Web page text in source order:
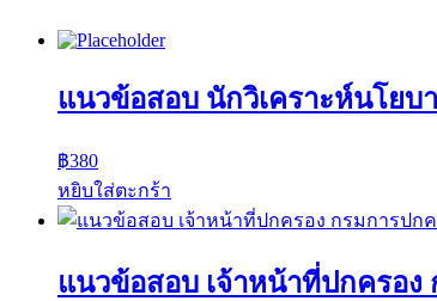
แนวข้อสอบ นักวิเคราะห์นโย
฿380
หยิบใส่ตะกร้า
แนวข้อสอบ เจ้าหน้าที่ปกครอ